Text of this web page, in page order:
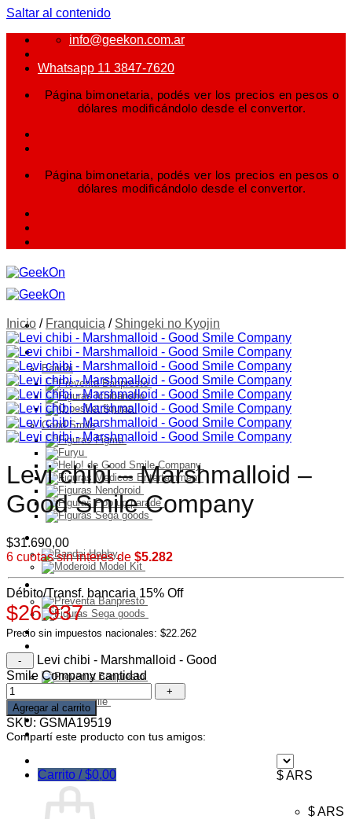
Saltar al contenido
info@geekon.com.ar
Whatsapp 11 3847-7620
Página bimonetaria, podés ver los precios en pesos o
dólares modificándolo desde el convertor.
Página bimonetaria, podés ver los precios en pesos o
dólares modificándolo desde el convertor.
FIGURAS
Bandai
Good Smile
Model Kit
Franquicia
Preventa
Ofertas
Mayorista
$ ARS
$ ARS
Carrito /$0,00
Inicio / Franquicia / Shingeki no Kyojin
Levi chibi – Marshmalloid –
Good Smile Company
$31.690,00
6 cuotas sin interes de $5.282
Débito/Transf. bancaria 15% Off
$26.937
Precio sin impuestos nacionales: $22.262
Levi chibi - Marshmalloid - Good
Smile Company cantidad
Agregar al carrito
SKU: GSMA19519
Compartí este producto con tus amigos: